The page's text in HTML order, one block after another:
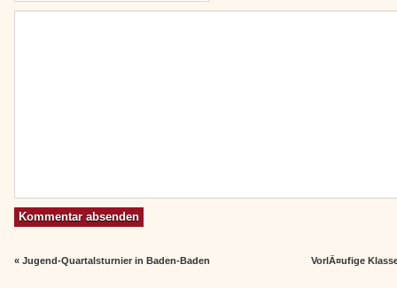
«Jugend-Quartalsturnier in Baden-Baden VorlÃ¤ufige